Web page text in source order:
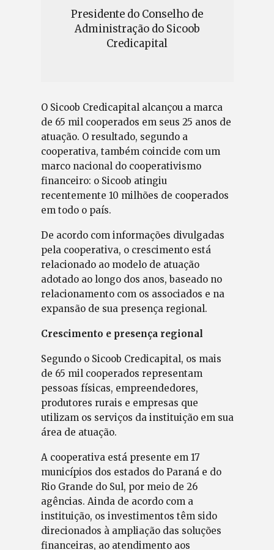
Presidente do Conselho de
Administração do Sicoob
Credicapital
O Sicoob Credicapital alcançou a marca
de 65 mil cooperados em seus 25 anos de
atuação. O resultado, segundo a
cooperativa, também coincide com um
marco nacional do cooperativismo
financeiro: o Sicoob atingiu
recentemente 10 milhões de cooperados
em todo o país.
De acordo com informações divulgadas
pela cooperativa, o crescimento está
relacionado ao modelo de atuação
adotado ao longo dos anos, baseado no
relacionamento com os associados e na
expansão de sua presença regional.
Crescimento e presença regional
Segundo o Sicoob Credicapital, os mais
de 65 mil cooperados representam
pessoas físicas, empreendedores,
produtores rurais e empresas que
utilizam os serviços da instituição em sua
área de atuação.
A cooperativa está presente em 17
municípios dos estados do Paraná e do
Rio Grande do Sul, por meio de 26
agências. Ainda de acordo com a
instituição, os investimentos têm sido
direcionados à ampliação das soluções
financeiras, ao atendimento aos